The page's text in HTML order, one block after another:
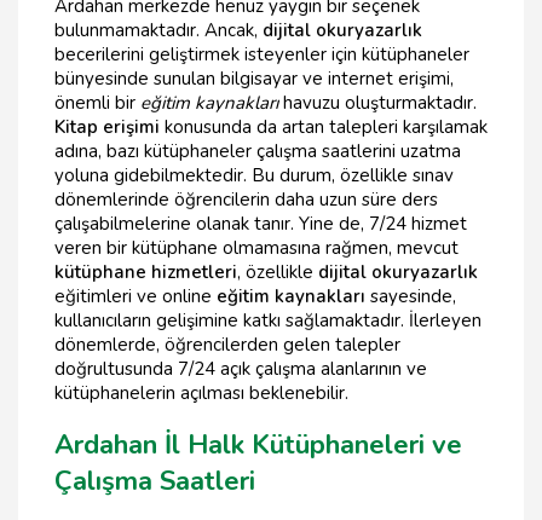
Ardahan merkezde henüz yaygın bir seçenek
bulunmamaktadır. Ancak, dijital okuryazarlık
becerilerini geliştirmek isteyenler için kütüphaneler
bünyesinde sunulan bilgisayar ve internet erişimi,
önemli bir eğitim kaynaklarıhavuzu oluşturmaktadır.
Kitap erişimi konusunda da artan talepleri karşılamak
adına, bazı kütüphaneler çalışma saatlerini uzatma
yoluna gidebilmektedir. Bu durum, özellikle sınav
dönemlerinde öğrencilerin daha uzun süre ders
çalışabilmelerine olanak tanır. Yine de, 7/24 hizmet
veren bir kütüphane olmamasına rağmen, mevcut
kütüphane hizmetleri, özellikle dijital okuryazarlık
eğitimleri ve online eğitim kaynakları sayesinde,
kullanıcıların gelişimine katkı sağlamaktadır. İlerleyen
dönemlerde, öğrencilerden gelen talepler
doğrultusunda 7/24 açık çalışma alanlarının ve
kütüphanelerin açılması beklenebilir.
Ardahan İl Halk Kütüphaneleri ve
Çalışma Saatleri